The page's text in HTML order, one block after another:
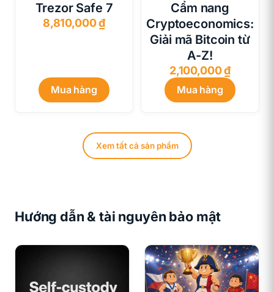
Trezor Safe 7
8,810,000₫
Mua hàng
Cẩm nang
Cryptoeconomics:
Giải mã Bitcoin từ
A-Z!
2,100,000₫
Mua hàng
Xem tất cả sản phẩm
Hướng dẫn & tài nguyên bảo mật